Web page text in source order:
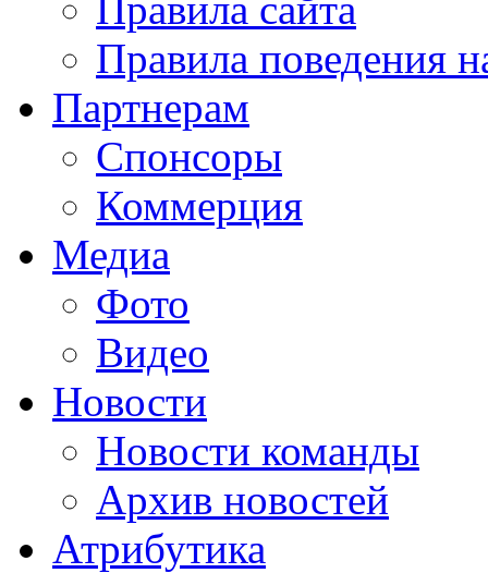
Правила поведения
Партнерам
Спонсоры
Коммерция
Медиа
Фото
Видео
Новости
Новости команды
Архив новостей
Атрибутика